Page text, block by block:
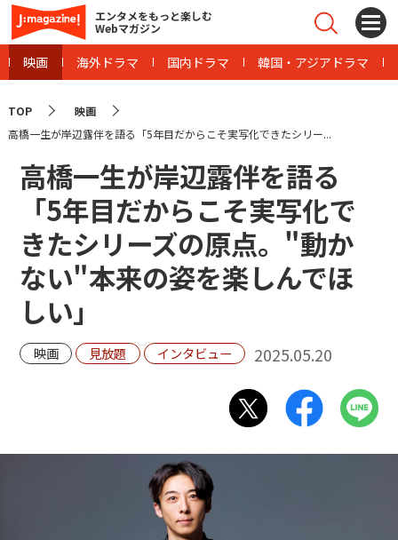
エンタメをもっと楽しむ
Webマガジン
映画 海外ドラマ 国内ドラマ 韓国・アジアドラマ
TOP
映画
高橋一生が岸辺露伴を語る「5年目だからこそ実写化できたシリー...
高橋一生が岸辺露伴を語る
「5年目だからこそ実写化で
きたシリーズの原点。"動か
ない"本来の姿を楽しんでほ
しい」
映画 見放題 インタビュー 2025.05.20